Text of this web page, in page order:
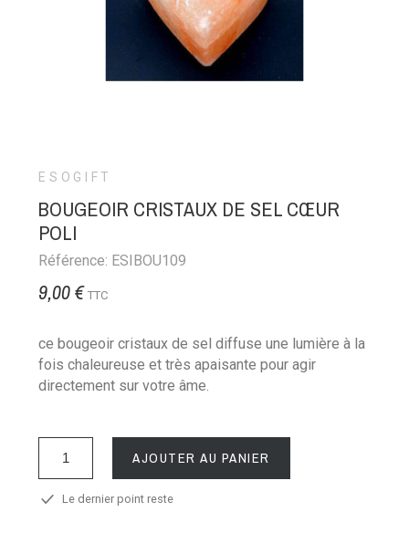
ESOGIFT
BOUGEOIR CRISTAUX DE SEL CŒUR
POLI
Référence: ESIBOU109
9,00 € TTC
ce bougeoir cristaux de sel diffuse une lumière à la
fois chaleureuse et très apaisante pour agir
directement sur votre âme.
AJOUTER AU PANIER
Le dernier point reste